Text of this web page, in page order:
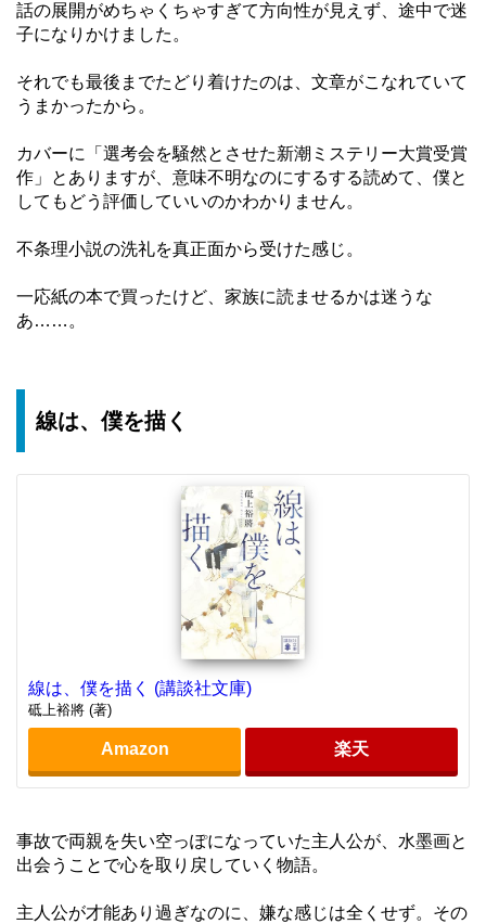
話の展開がめちゃくちゃすぎて方向性が見えず、途中で迷
子になりかけました。
それでも最後までたどり着けたのは、文章がこなれていて
うまかったから。
カバーに「選考会を騒然とさせた新潮ミステリー大賞受賞
作」とありますが、意味不明なのにするする読めて、僕と
してもどう評価していいのかわかりません。
不条理小説の洗礼を真正面から受けた感じ。
一応紙の本で買ったけど、家族に読ませるかは迷うな
あ……。
線は、僕を描く
線は、僕を描く (講談社文庫)
砥上裕將 (著)
Amazon 楽天
事故で両親を失い空っぽになっていた主人公が、水墨画と
出会うことで心を取り戻していく物語。
主人公が才能あり過ぎなのに、嫌な感じは全くせず。その